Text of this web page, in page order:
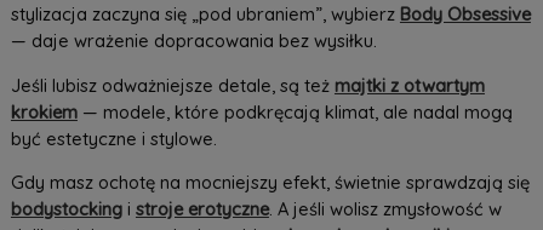
stylizacja zaczyna się „pod ubraniem”, wybierz Body Obsessive
— daje wrażenie dopracowania bez wysiłku.
Jeśli lubisz odważniejsze detale, są też majtki z otwartym
krokiem— modele, które podkręcają klimat, ale nadal mogą
być estetyczne i stylowe.
Gdy masz ochotę na mocniejszy efekt, świetnie sprawdzają się
bodystockingi stroje erotyczne. A jeśli wolisz zmysłowość w